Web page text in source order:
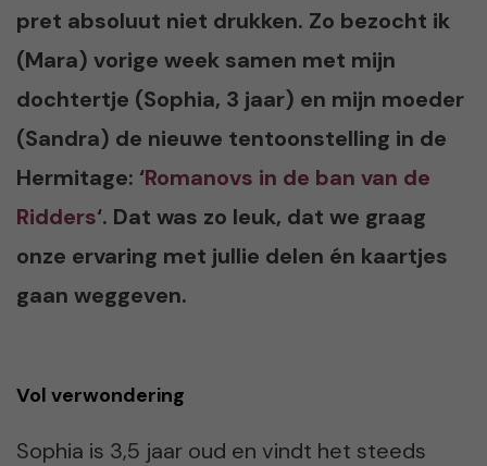
pret absoluut niet drukken. Zo bezocht ik
(Mara) vorige week samen met mijn
dochtertje (Sophia, 3 jaar) en mijn moeder
(Sandra) de nieuwe tentoonstelling in de
Hermitage: ‘Romanovs in de ban van de
Ridders‘. Dat was zo leuk, dat we graag
onze ervaring met jullie delen én kaartjes
gaan weggeven.
Vol verwondering
Sophia is 3,5 jaar oud en vindt het steeds